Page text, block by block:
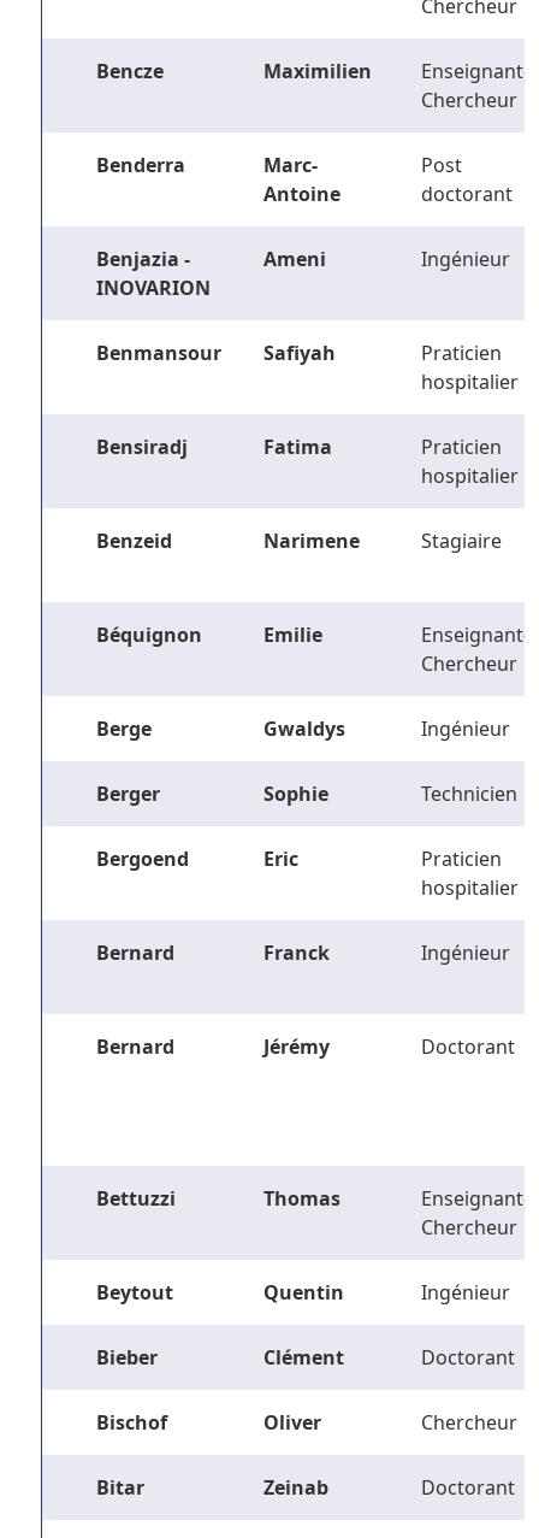
Chercheur
Bencze Maximilien
Enseignant-
Chercheur
Benderra
Marc-
Antoine
Post
doctorant
Benjazia -
INOVARION
Ameni Ingénieur
Benmansour Safiyah
Praticien
hospitalier
Bensiradj Fatima
Praticien
hospitalier
Benzeid Narimene Stagiaire
Béquignon Emilie
Enseignant-
Chercheur
Berge Gwaldys Ingénieur
Berger Sophie Technicien
Bergoend Eric
Praticien
hospitalier
Bernard Franck Ingénieur
Bernard Jérémy Doctorant
Bettuzzi Thomas
Enseignant-
Chercheur
Beytout Quentin Ingénieur
Bieber Clément Doctorant
Bischof Oliver Chercheur
Bitar Zeinab Doctorant